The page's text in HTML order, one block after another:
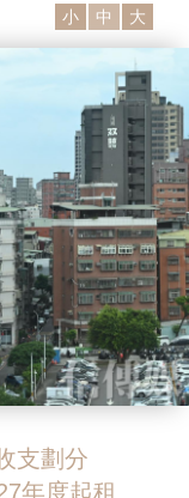
小 中 大
支劃分
年度起租